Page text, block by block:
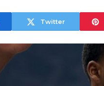
Twitter